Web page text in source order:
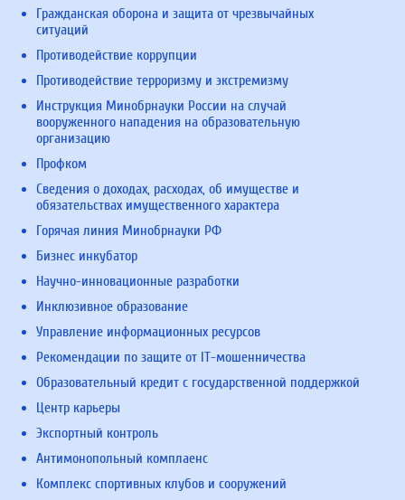
Гражданская оборона и защита от чрезвычайных
ситуаций
Противодействие коррупции
Противодействие терроризму и экстремизму
Инструкция Минобрнауки России на случай
вооруженного нападения на образовательную
организацию
Профком
Сведения о доходах, расходах, об имуществе и
обязательствах имущественного характера
Горячая линия Минобрнауки РФ
Бизнес инкубатор
Научно-инновационные разработки
Инклюзивное образование
Управление информационных ресурсов
Рекомендации по защите от IT-мошенничества
Образовательный кредит с государственной поддержкой
Центр карьеры
Экспортный контроль
Антимонопольный комплаенс
Комплекс спортивных клубов и сооружений